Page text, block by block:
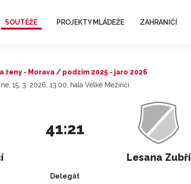
SOUTĚŽE PROJEKTY MLÁDEŽE ZAHRANIČÍ
ženy - Morava / podzim 2025 - jaro 2026
ne, 15. 3. 2026, 13:00, hala Velké Meziříčí
41:21
Lesana Zubří
Delegát